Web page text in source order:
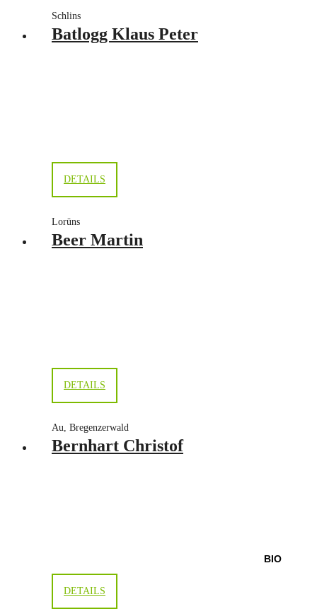
Schlins
Batlogg Klaus Peter
DETAILS
Lorüns
Beer Martin
DETAILS
Au, Bregenzerwald
Bernhart Christof
BIO
DETAILS